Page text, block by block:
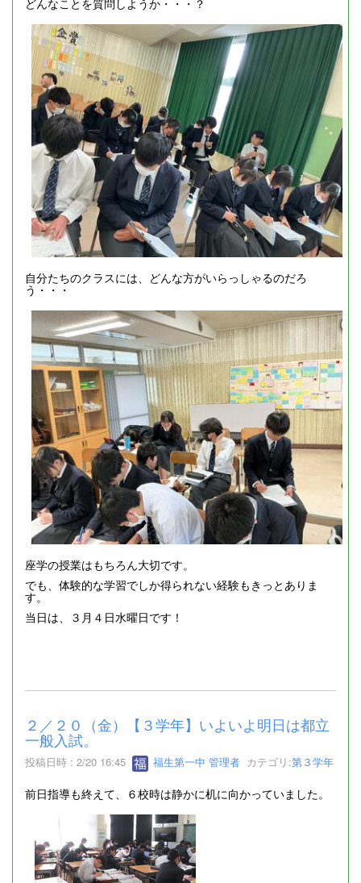
自分たちのクラスには、どんな方がいらっしゃるのだろ
う・・・
座学の授業はもちろん大切です。
でも、体験的な学習でしか得られない経験もきっとありま
す。
当日は、３月４日水曜日です！
２／２０（金）【３学年】いよいよ明日は都立
一般入試。
投稿日時 : 2/20 16:45 福生第一中 管理者 カテゴリ:第３学年
前日指導も終えて、６校時は静かに机に向かっていました。